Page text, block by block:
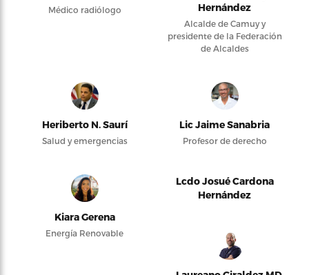
Médico radiólogo
Hernández
Alcalde de Camuy y
presidente de la Federación
de Alcaldes
Heriberto N. Saurí
Salud y emergencias
Lic Jaime Sanabria
Profesor de derecho
Kiara Gerena
Energía Renovable
Lcdo Josué Cardona
Hernández